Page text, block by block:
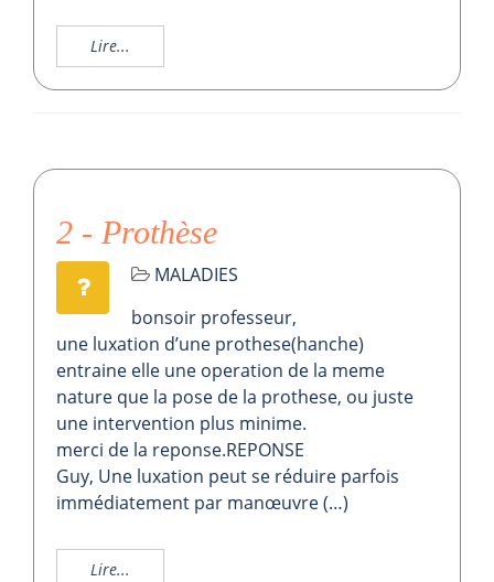
Lire...
2 - Prothèse
MALADIES
bonsoir professeur,
une luxation d’une prothese(hanche)
entraine elle une operation de la meme
nature que la pose de la prothese, ou juste
une intervention plus minime.
merci de la reponse.REPONSE
Guy, Une luxation peut se réduire parfois
immédiatement par manœuvre (…)
Lire...